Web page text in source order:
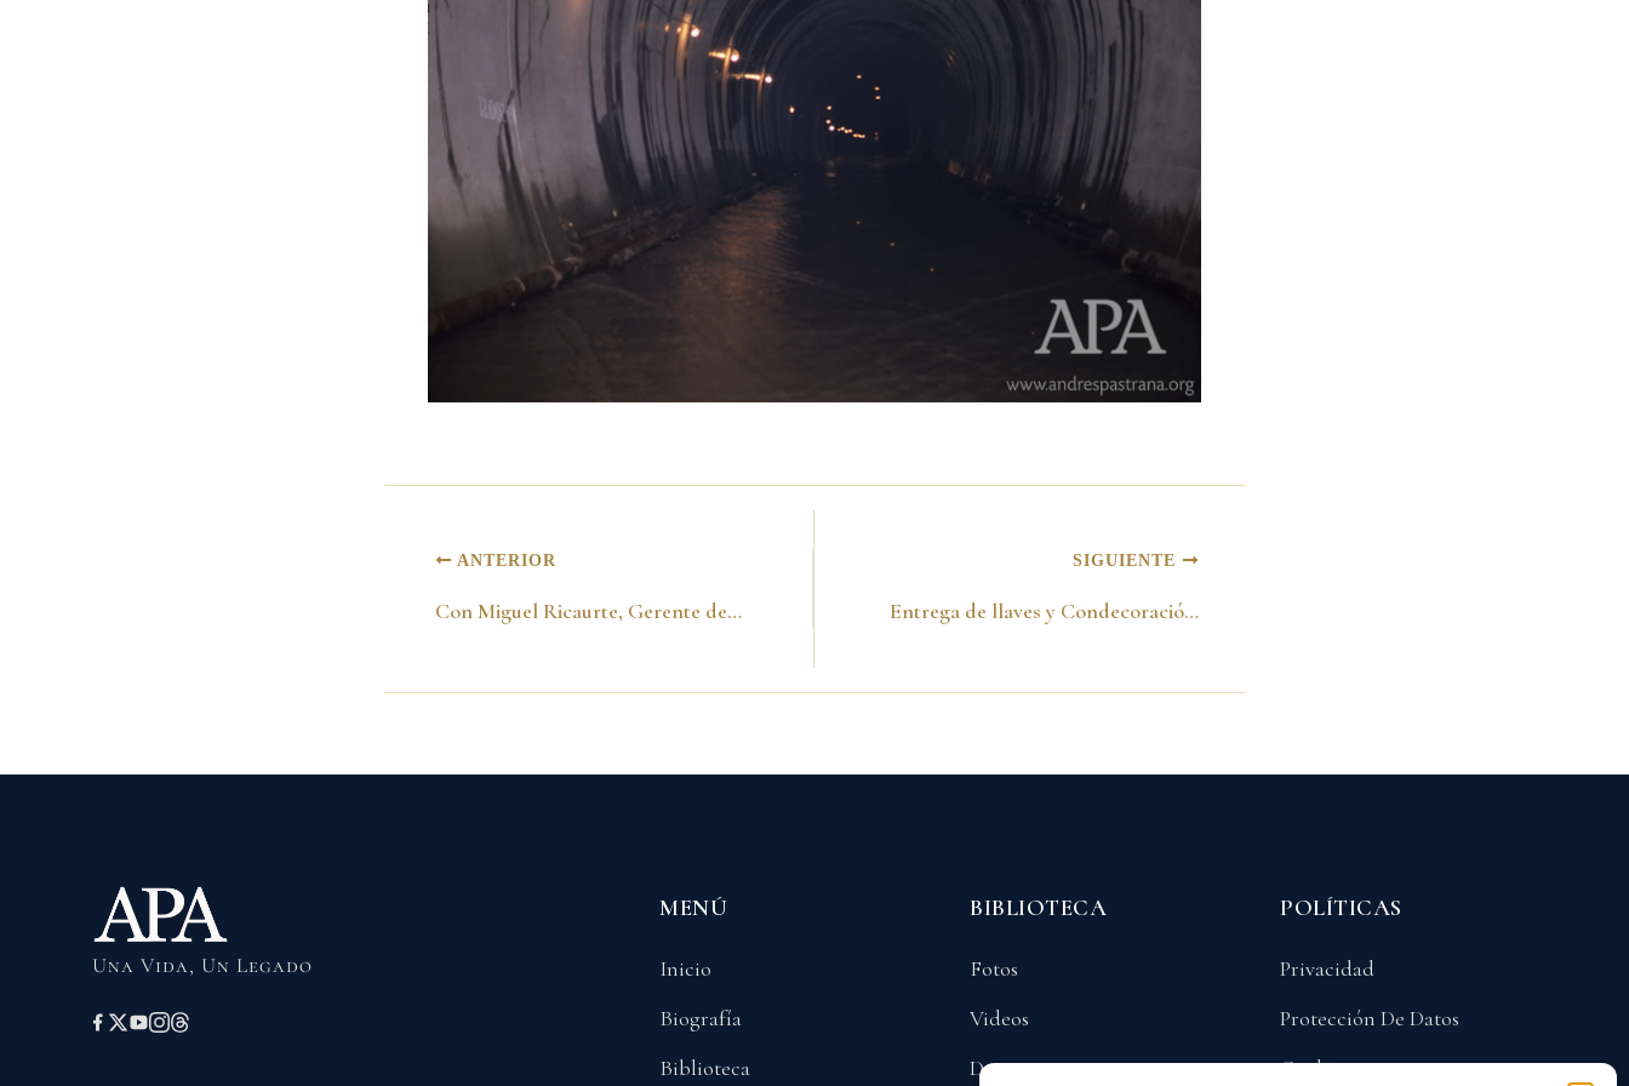
ANTERIOR
Con Miguel Ricaurte, Gerente del Acueducto en el Tunel de Chingaza. 1989
SIGUIENTE
Entrega de llaves y Condecoración Alan García Presidente de Perú. 23 de mayo de 1989
Una Vida, Un Legado
MENÚ
Inicio
Biografía
Biblioteca
BIBLIOTECA
Fotos
Videos
Documentos
POLÍTICAS
Privacidad
Protección De Datos
Cookies